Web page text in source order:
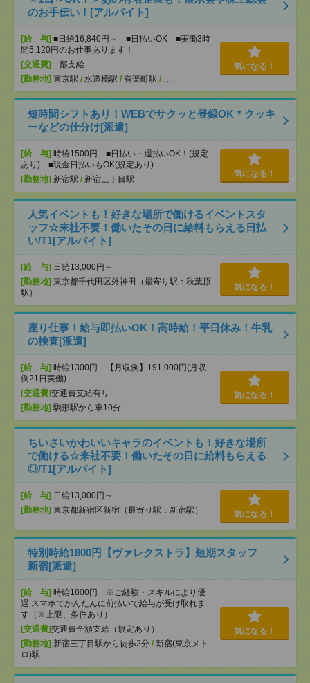
のお手伝い！[アルバイト]
[給 与] ■日給16,840円～ ■日払いOK ■実働3時
間5,120円のお仕事あります！
[交通費]一部支給
[勤務地] 東京駅 / 水道橋駅 / 有楽町駅 / …
気になる！
短時間シフトあり！WEBでサクッと登録OK＊クッキ
ーなどの仕分け[派遣]
[給 与] 時給1500円 ■日払い・週払いOK！(規定
あり) ■現金日払いもOK(規定あり)
[勤務地] 新宿駅 / 新宿三丁目駅
気になる！
人気イベントも！好きな場所で働けるイベントスタ
ッフ☆来社不要！働いたその日に給料もらえる日払
い/T1[アルバイト]
[給 与] 日給13,000円～
[勤務地] 東京都千代田区外神田（最寄り駅：秋葉原
駅）
気になる！
座り仕事！給与即払いOK！高時給！平日休み！牛乳
の検査[派遣]
[給 与] 時給1300円 【月収例】191,000円(月収
例21日実働)
[交通費]交通費支給有り
[勤務地] 駒形駅から車10分
気になる！
ちいさいかわいいキャラのイベントも！好きな場所
で働ける☆来社不要！働いたその日に給料もらえる
◎/T1[アルバイト]
[給 与] 日給13,000円～
[勤務地] 東京都新宿区新宿（最寄り駅：新宿駅） 気になる！
特別時給1800円【ヴァレクストラ】短期スタッフ
新宿[派遣]
[給 与] 時給1800円 ※ご経験・スキルにより優
遇 スマホでかんたんに前払いで給与が受け取れま
す（※上限、条件あり）
[交通費]交通費全額支給（規定あり）
[勤務地] 新宿三丁目駅から徒歩2分 / 新宿(東京メト
ロ)駅
気になる！